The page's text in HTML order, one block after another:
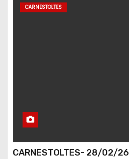
CARNESTOLTES
CARNESTOLTES- 28/02/26